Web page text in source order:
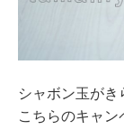
シャボン玉がき
こちらのキャン